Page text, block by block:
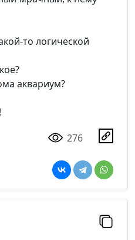
то логической
аквариум?
276